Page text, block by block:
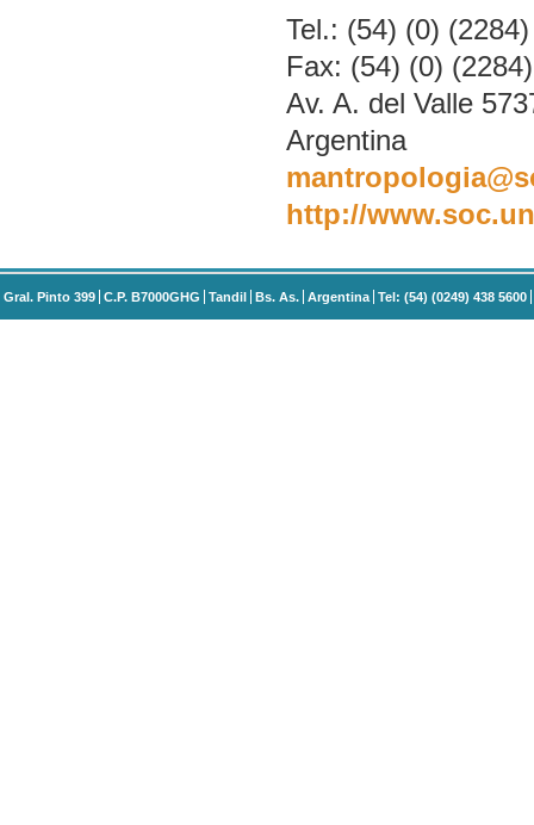
Tel.: (54) (0)
Fax: (54) (0)
Av. A. del Valle
Argentina
http://
Gral. Pinto 399 C.P. B7000GHG Tandil Bs. As. Argentina Tel: (54) (0249) 438 5600